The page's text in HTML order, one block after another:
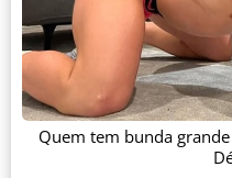
Quem tem bunda